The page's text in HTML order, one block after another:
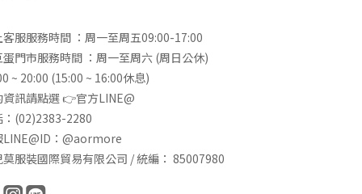
客服服務時間 ：周一至周五09:00-17:00
蛋門市服務時間 ：周一至周六 (周日公休)
~ 20:00 (15:00 ~ 16:00休息)
資訊請點選 👉官方LINE@
：(02)2383-2280
LINE@ID：@aormore
莫服裝國際貿易有限公司 / 統編： 85007980